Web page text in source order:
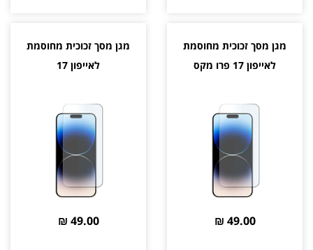
מגן מסך זכוכית מחוסמת
לאייפון 17 פרו מקס
49.00 ₪
מגן מסך זכוכית מחוסמת
לאייפון 17
49.00 ₪